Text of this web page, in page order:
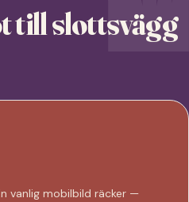
till slottsvägg
vanlig mobilbild räcker —